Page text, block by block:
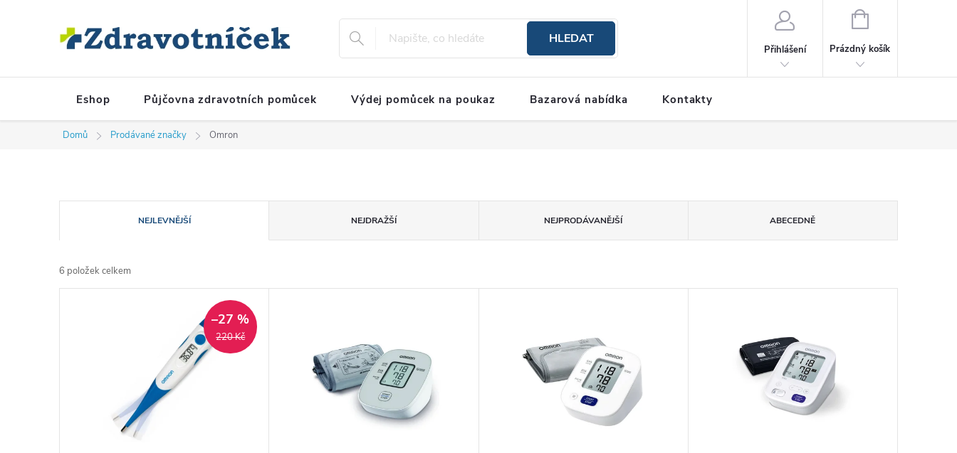
HLEDAT
Přihlášení
NÁKUPNÍ KOŠÍK
Prázdný košík
Eshop Půjčovna zdravotních pomůcek Výdej pomůcek na poukaz Bazarová nabídka Kontakty
Domů Prodávané značky Omron
Řazení produktů
NEJLEVNĚJŠÍ NEJDRAŽŠÍ NEJPRODÁVANĚJŠÍ ABECEDNĚ
6 položek celkem
220 Kč
–27 %